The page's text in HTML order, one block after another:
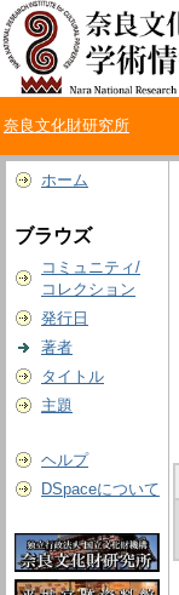
奈良文化財研究所
ホーム
ブラウズ
コミュニティ/
コレクション
発行日
著者
タイトル
主題
ヘルプ
DSpaceについて